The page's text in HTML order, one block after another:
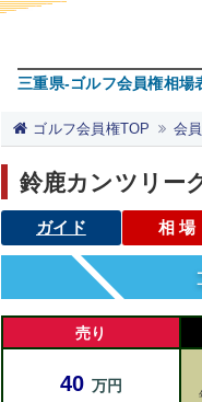
三重県-ゴルフ会員権相場
ゴルフ会員権TOP 会
鈴鹿カンツリー
ガイド 相場
売り
40 万円